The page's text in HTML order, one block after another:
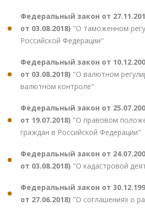
Федеральный закон от
от 03.08.2018) "О таможенном
Российской Федерации"
Федеральный закон от
от 03.08.2018) "О валютном
валютном контроле"
Федеральный закон от
от 19.07.2018) "О правовом
граждан в Российской Федерации"
Федеральный закон от
от 03.08.2018) "О кадастровой
Федеральный закон от
от 27.06.2018) "О соглашениях о